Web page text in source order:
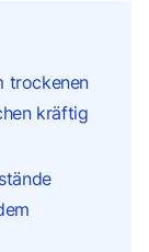
trockenen
kräftig